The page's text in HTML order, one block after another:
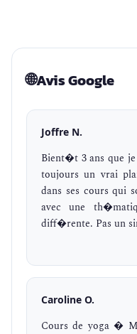
🌐Avis Google
Joffre N.
Bient�t 3 ans que
toujours un vrai
dans ses cours
avec une
diff�rente. Pas un
Caroline O.
Cours de yoga �